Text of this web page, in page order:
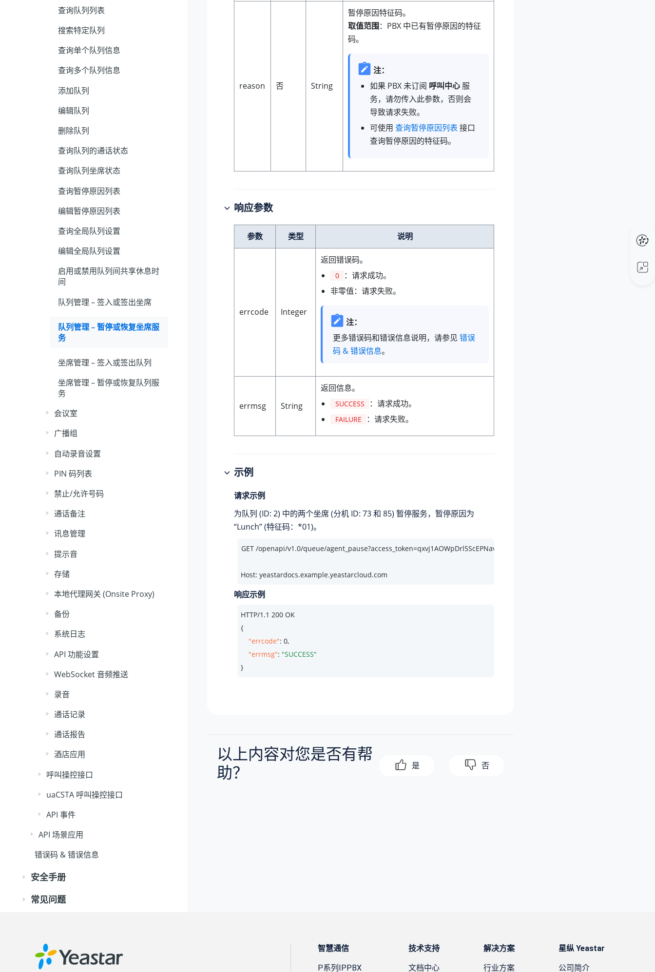
查询队列列表
搜索特定队列
查询单个队列信息
查询多个队列信息
添加队列
编辑队列
删除队列
查询队列的通话状态
查询队列坐席状态
查询暂停原因列表
编辑暂停原因列表
查询全局队列设置
编辑全局队列设置
启用或禁用队列间共享休息时
间
队列管理 – 签入或签出坐席
队列管理 – 暂停或恢复坐席服
务
坐席管理 – 签入或签出队列
坐席管理 – 暂停或恢复队列服
务
会议室
广播组
自动录音设置
PIN 码列表
禁止/允许号码
通话备注
讯息管理
提示音
存储
本地代理网关 (Onsite Proxy)
备份
系统日志
API 功能设置
WebSocket 音频推送
录音
通话记录
通话报告
酒店应用
呼叫操控接口
uaCSTA 呼叫操控接口
API 事件
API 场景应用
错误码 & 错误信息
安全手册
常见问题
reason 否 String
暂停原因特征码。
取值范围：PBX 中已有暂停原因的特征
码。
注：
如果 PBX 未订阅 呼叫中心服
务，请勿传入此参数，否则会
导致请求失败。
可使用 查询暂停原因列表 接口
查询暂停原因的特征码。
响应参数
参数 类型 说明
errcode Integer
返回错误码。
0
：请求成功。
非零值：请求失败。
注：
更多错误码和错误信息说明，请参见 错误
码 & 错误信息。
errmsg String
返回信息。
SUCCESS ：请求成功。
FAILURE ：请求失败。
示例
请求示例
为队列 (ID: 2) 中的两个坐席 (分机 ID: 73 和 85) 暂停服务，暂停原因为
“Lunch” (特征码：*01)。
Host: yeastardocs.example.yeastarcloud.com
响应示例
HTTP/1.1 200 OK
{
"errcode": 0,
"errmsg": "SUCCESS"
}
以上内容对您是否有帮
助？
是 否
智慧通信
P系列IPPBX
技术支持
文档中心
解决方案
行业方案
星纵 Yeastar
公司简介